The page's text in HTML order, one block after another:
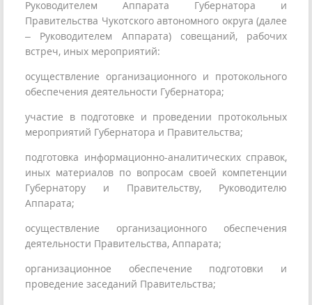
Руководителем Аппарата Губернатора и
Правительства Чукотского автономного округа (далее
– Руководителем Аппарата) совещаний, рабочих
встреч, иных мероприятий:
осуществление организационного и протокольного
обеспечения деятельности Губернатора;
участие в подготовке и проведении протокольных
мероприятий Губернатора и Правительства;
подготовка информационно-аналитических справок,
иных материалов по вопросам своей компетенции
Губернатору и Правительству, Руководителю
Аппарата;
осуществление организационного обеспечения
деятельности Правительства, Аппарата;
организационное обеспечение подготовки и
проведение заседаний Правительства;